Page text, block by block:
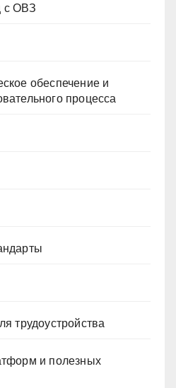
с ОВЗ
обеспечение и
процесса
трудоустройства
и полезных